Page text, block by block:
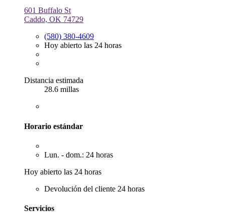
601 Buffalo St
Caddo, OK 74729
(580) 380-4609
Hoy abierto las 24 horas
Distancia estimada
28.6 millas
Horario estándar
Lun. - dom.: 24 horas
Hoy abierto las 24 horas
Devolución del cliente 24 horas
Servicios